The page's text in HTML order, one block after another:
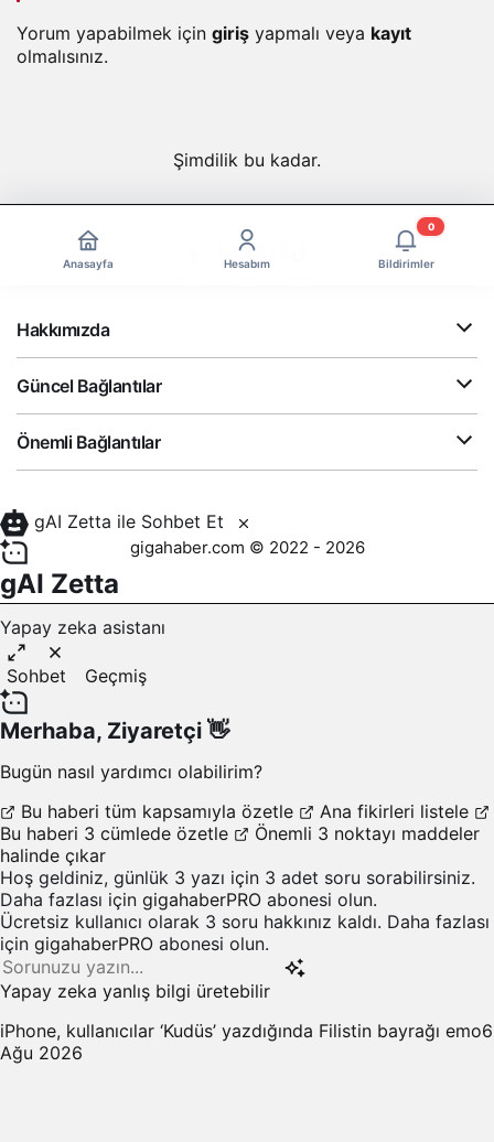
Yorum yapabilmek için giriş yapmalı veya kayıt
olmalısınız.
Şimdilik bu kadar.
Anasayfa Hesabım Bildirimler
0
Hakkımızda
Güncel Bağlantılar
Önemli Bağlantılar
gigahaber.com © 2022 - 2026
gAI Zetta ile Sohbet Et
gAI Zetta
Yapay zeka asistanı
Sohbet Geçmiş
Merhaba, Ziyaretçi 👋
Bugün nasıl yardımcı olabilirim?
Bu haberi tüm kapsamıyla özetle
Ana fikirleri listele
Bu haberi 3 cümlede özetle
Önemli 3 noktayı maddeler
halinde çıkar
Hoş geldiniz, günlük 3 yazı için 3 adet soru sorabilirsiniz.
Daha fazlası için gigahaberPRO abonesi olun.
Ücretsiz kullanıcı olarak 3 soru hakkınız kaldı. Daha fazlası
için gigahaberPRO abonesi olun.
Yapay zeka yanlış bilgi üretebilir
iPhone, kullanıcılar ‘Kudüs’ yazdığında Filistin bayrağı emo6
Ağu 2026